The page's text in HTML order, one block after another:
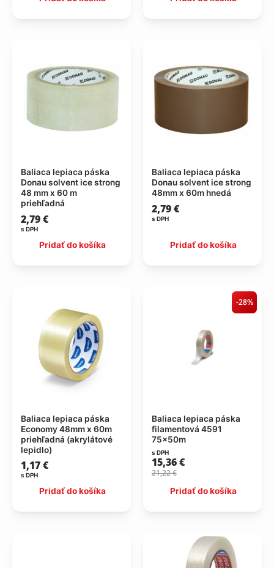
Baliaca lepiaca páska
Donau solvent ice strong
48 mm x 60 m
priehľadná
2,79€
s DPH
Pridať do košíka
Baliaca lepiaca páska
Donau solvent ice strong
48mm x 60m hnedá
2,79€
s DPH
Pridať do košíka
Baliaca lepiaca páska
Economy 48mm x 60m
priehľadná (akrylátové
lepidlo)
1,17€
s DPH
Pridať do košíka
-28%
Baliaca lepiaca páska
filamentová 4591
75x50m
21,22€
15,36€
s DPH
Pridať do košíka